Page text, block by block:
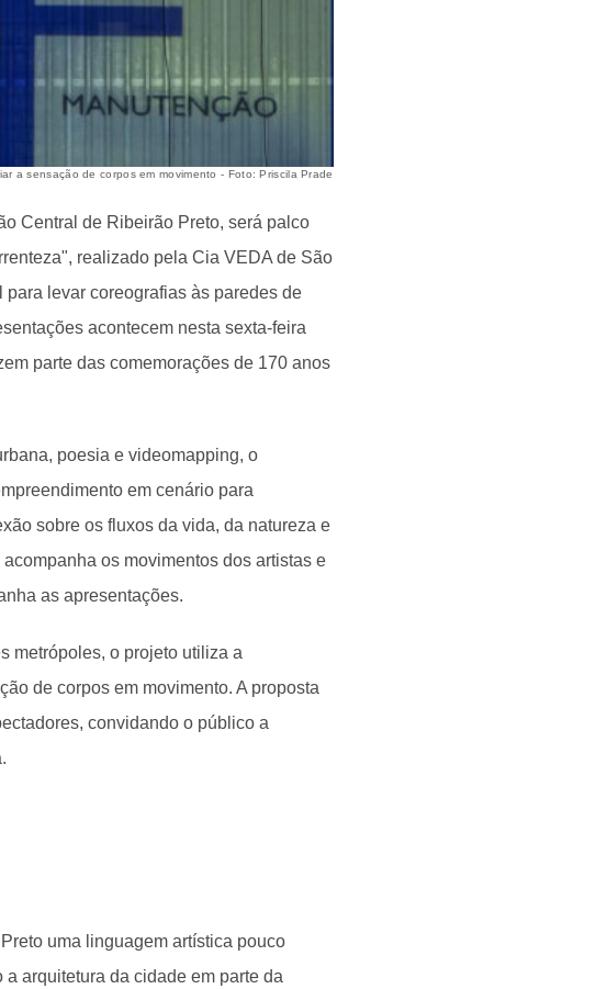
a sensação de corpos em movimento - Foto: Priscila Prade
Central de Ribeirão Preto, será palco
realizado pela Cia VEDA de São
levar coreografias às paredes de
acontecem nesta sexta-feira
parte das comemorações de 170 anos
poesia e videomapping, o
em cenário para
sobre os fluxos da vida, da natureza e
os movimentos dos artistas e
as apresentações.
metrópoles, o projeto utiliza a
de corpos em movimento. A proposta
convidando o público a
uma linguagem artística pouco
arquitetura da cidade em parte da